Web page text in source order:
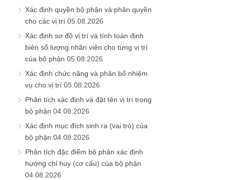
Xác định quyền bộ phận và phân quyền
cho các vị trí 05.08.2026
Xác định sơ đồ vị trí và tính toán định
biên số lượng nhân viên cho từng vị trí
của bộ phận 05.08.2026
Xác định chức năng và phân bổ nhiệm
vụ cho vị trí 05.08.2026
Phân tích xác định và đặt tên vị trí trong
bộ phận 04.08.2026
Xác định mục đích sinh ra (vai trò) của
bộ phận 04.08.2026
Phân tích đặc điểm bộ phận xác định
hướng chỉ huy (cơ cấu) của bộ phận
04.08.2026